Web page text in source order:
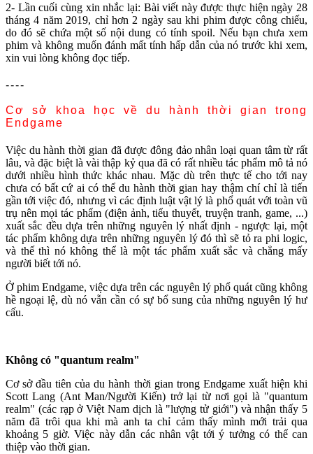
2- Lần cuối cùng xin nhắc lại: Bài viết này được thực hiện ngày 28
tháng 4 năm 2019, chỉ hơn 2 ngày sau khi phim được công chiếu,
do đó sẽ chứa một số nội dung có tính spoil. Nếu bạn chưa xem
phim và không muốn đánh mất tính hấp dẫn của nó trước khi xem,
xin vui lòng không đọc tiếp.
----
Cơ sở khoa học về du hành thời gian trong
Endgame
Việc du hành thời gian đã được đông đảo nhân loại quan tâm từ rất
lâu, và đặc biệt là vài thập kỷ qua đã có rất nhiều tác phẩm mô tả nó
dưới nhiều hình thức khác nhau. Mặc dù trên thực tế cho tới nay
chưa có bất cứ ai có thể du hành thời gian hay thậm chí chỉ là tiến
gần tới việc đó, nhưng vì các định luật vật lý là phổ quát với toàn vũ
trụ nên mọi tác phẩm (điện ảnh, tiểu thuyết, truyện tranh, game, ...)
xuất sắc đều dựa trên những nguyên lý nhất định - ngược lại, một
tác phẩm không dựa trên những nguyên lý đó thì sẽ tỏ ra phi logic,
và thế thì nó không thể là một tác phẩm xuất sắc và chẳng mấy
người biết tới nó.
Ở phim Endgame, việc dựa trên các nguyên lý phổ quát cũng không
hề ngoại lệ, dù nó vẫn cần có sự bổ sung của những nguyên lý hư
cấu.
Không có "quantum realm"
Cơ sở đầu tiên của du hành thời gian trong Endgame xuất hiện khi
Scott Lang (Ant Man/Người Kiến) trở lại từ nơi gọi là "quantum
realm" (các rạp ở Việt Nam dịch là "lượng tử giới") và nhận thấy 5
năm đã trôi qua khi mà anh ta chỉ cảm thấy mình mới trải qua
khoảng 5 giờ. Việc này dẫn các nhân vật tới ý tưởng có thể can
thiệp vào thời gian.